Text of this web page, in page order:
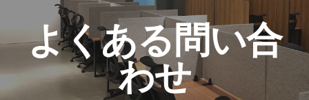
よくある問い合
わせ